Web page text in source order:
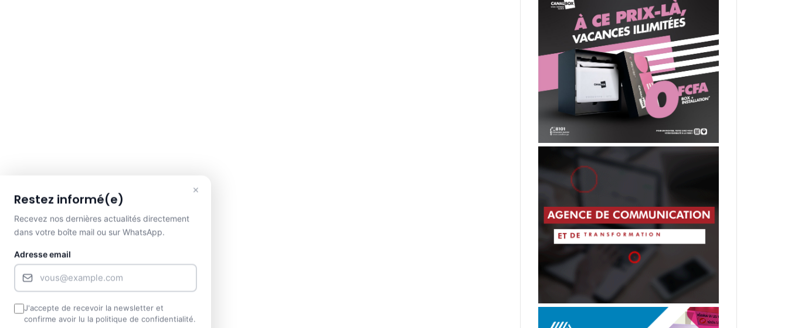
×
Restez informé(e)
Recevez nos dernières actualités directement
dans votre boîte mail ou sur WhatsApp.
Adresse email
J'accepte de recevoir la newsletter et
confirme avoir lu la politique de confidentialité.